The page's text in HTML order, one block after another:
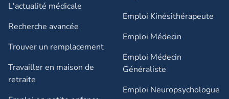
L'actualité médicale
Recherche avancée
Trouver un remplacement
Travailler en maison de
retraite​
Emploi Kinésithérapeute
Emploi Médecin
Emploi Médecin
Généraliste
Emploi Neuropsychologue